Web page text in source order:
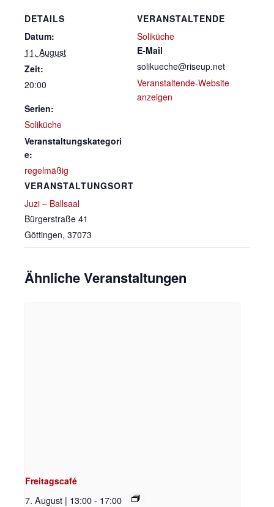
DETAILS
Datum:
11. August
Zeit:
20:00
Serien:
Soliküche
Veranstaltungskategori
e:
regelmäßig
VERANSTALTUNGSORT
Juzi – Ballsaal
Bürgerstraße 41
Göttingen, 37073
VERANSTALTENDE
Soliküche
E-Mail
solikueche@riseup.net
Veranstaltende-Website
anzeigen
Ähnliche Veranstaltungen
Freitagscafé
7. August | 13:00- 17:00